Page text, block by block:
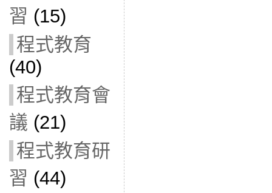
習 (15)
程式教育
(40)
程式教育會
議 (21)
程式教育研
習 (44)